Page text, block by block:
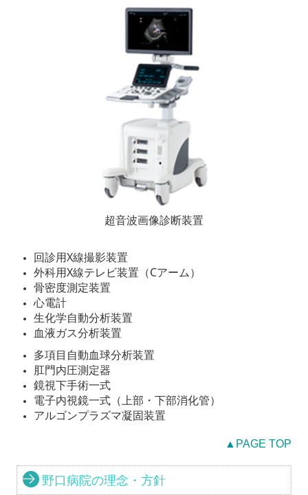
超音波画像診断装置
回診用X線撮影装置
外科用X線テレビ装置（Cアーム）
骨密度測定装置
心電計
生化学自動分析装置
血液ガス分析装置
多項目自動血球分析装置
肛門内圧測定器
鏡視下手術一式
電子内視鏡一式（上部・下部消化管）
アルゴンプラズマ凝固装置
▲PAGE TOP
野口病院の理念・方針